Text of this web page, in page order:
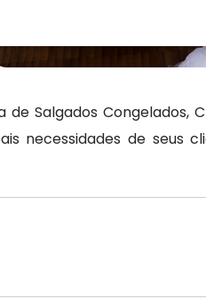
Salgados Congelados,
necessidades de seus